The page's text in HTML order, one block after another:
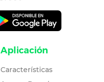
Aplicación
Características